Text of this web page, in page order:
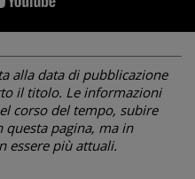
alla data di pubblicazione
il titolo. Le informazioni
corso del tempo, subire
pagina, ma in
essere più attuali.